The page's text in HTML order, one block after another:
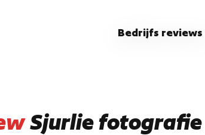
Bedrijfs reviews
Sjurlie fotografie